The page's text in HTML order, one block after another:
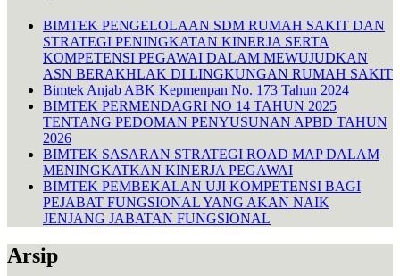
BIMTEK PENGELOLAAN SDM RUMAH SAKIT DAN
STRATEGI PENINGKATAN KINERJA SERTA
KOMPETENSI PEGAWAI DALAM MEWUJUDKAN
ASN BERAKHLAK DI LINGKUNGAN RUMAH SAKIT
Bimtek Anjab ABK Kepmenpan No. 173 Tahun 2024
BIMTEK PERMENDAGRI NO 14 TAHUN 2025
TENTANG PEDOMAN PENYUSUNAN APBD TAHUN
2026
BIMTEK SASARAN STRATEGI ROAD MAP DALAM
MENINGKATKAN KINERJA PEGAWAI
BIMTEK PEMBEKALAN UJI KOMPETENSI BAGI
PEJABAT FUNGSIONAL YANG AKAN NAIK
JENJANG JABATAN FUNGSIONAL
Arsip